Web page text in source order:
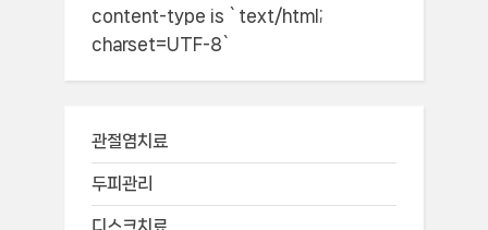
content-type is `text/html;
charset=UTF-8`
관절염치료
두피관리